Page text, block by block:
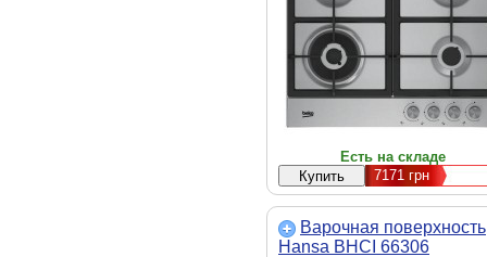
Есть на складе
7171 грн
Варочная поверхность
Hansa BHCI 66306